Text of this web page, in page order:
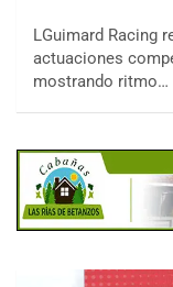
LGuimard Racing
actuaciones
mostrando ritmo…